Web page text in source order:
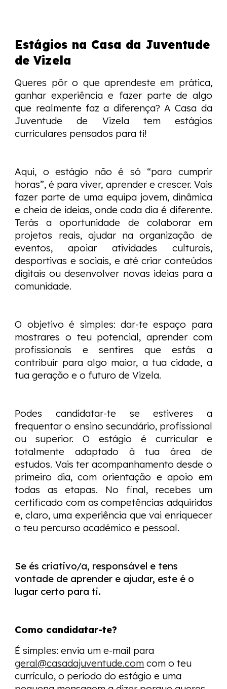
Estágios na Casa da Juventude
de Vizela
Queres pôr o que aprendeste em prática,
ganhar experiência e fazer parte de algo
que realmente faz a diferença? A Casa da
Juventude de Vizela tem estágios
curriculares pensados para ti!
Aqui, o estágio não é só “para cumprir
horas”, é para viver, aprender e crescer. Vais
fazer parte de uma equipa jovem, dinâmica
e cheia de ideias, onde cada dia é diferente.
Terás a oportunidade de colaborar em
projetos reais, ajudar na organização de
eventos, apoiar atividades culturais,
desportivas e sociais, e até criar conteúdos
digitais ou desenvolver novas ideias para a
comunidade.
O objetivo é simples: dar-te espaço para
mostrares o teu potencial, aprender com
profissionais e sentires que estás a
contribuir para algo maior, a tua cidade, a
tua geração e o futuro de Vizela.
Podes candidatar-te se estiveres a
frequentar o ensino secundário, profissional
ou superior. O estágio é curricular e
totalmente adaptado à tua área de
estudos. Vais ter acompanhamento desde o
primeiro dia, com orientação e apoio em
todas as etapas. No final, recebes um
certificado com as competências adquiridas
e, claro, uma experiência que vai enriquecer
o teu percurso académico e pessoal.
Se és criativo/a, responsável e tens
vontade de aprender e ajudar, este é o
lugar certo para ti.
Como candidatar-te?
É simples: envia um e-mail para
geral@casadajuventude.com com o teu
currículo, o período do estágio e uma